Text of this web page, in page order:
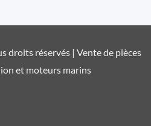
droits réservés | Vente de pièces
et moteurs marins